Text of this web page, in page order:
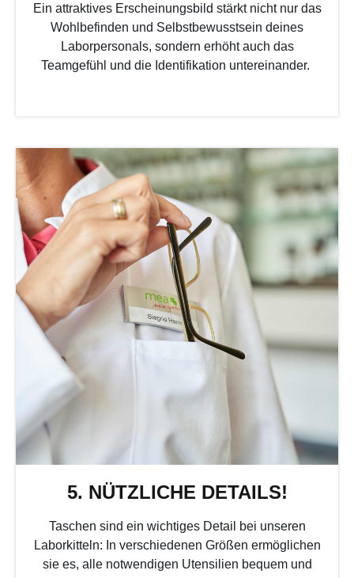
Ein attraktives Erscheinungsbild stärkt nicht nur das
Wohlbefinden und Selbstbewusstsein deines
Laborpersonals, sondern erhöht auch das
Teamgefühl und die Identifikation untereinander.
5. NÜTZLICHE DETAILS!
Taschen sind ein wichtiges Detail bei unseren
Laborkitteln: In verschiedenen Größen ermöglichen
sie es, alle notwendigen Utensilien bequem und